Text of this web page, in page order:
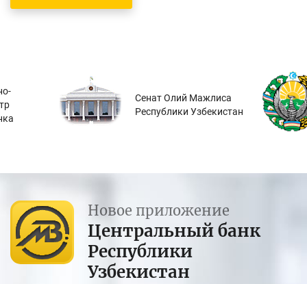
Сенат Олий Мажлиса
Республики Узбекистан
Новое приложение
Центральный банк
Республики
Узбекистан